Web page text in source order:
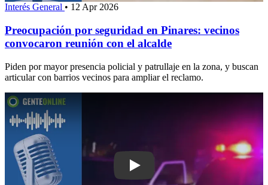
Interés General • 12 Apr 2026
Preocupación por seguridad en Pinares: vecinos
convocaron reunión con el alcalde
Piden por mayor presencia policial y patrullaje en la zona, y buscan
articular con barrios vecinos para ampliar el reclamo.
Play: Condenaron a 9 años de prisión